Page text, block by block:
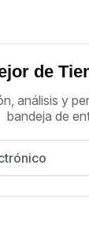
de
análisis y
bandeja de